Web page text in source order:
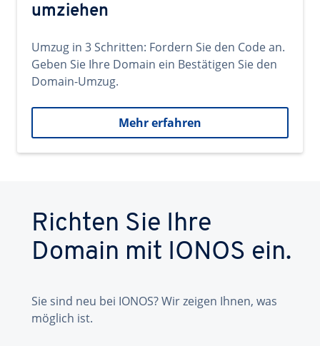
umziehen
Umzug in 3 Schritten: Fordern Sie den Code an.
Geben Sie Ihre Domain ein Bestätigen Sie den
Domain-Umzug.
Mehr erfahren
Richten Sie Ihre
Domain mit IONOS ein.
Sie sind neu bei IONOS? Wir zeigen Ihnen, was
möglich ist.